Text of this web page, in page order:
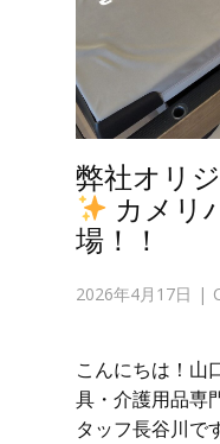
弊社オリ
カメリ
場！！
2026年4月17日
こんにちは！山
具・介護用品専
タッフ長谷川